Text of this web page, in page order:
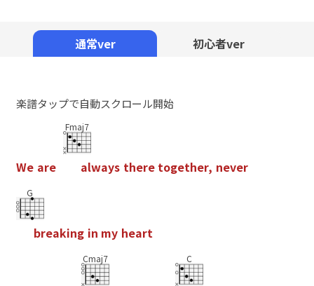
通常ver 初心者ver
楽譜タップで自動スクロール開始
We are
Fmaj7
always there together, never
G
breaking in my heart
Cmaj7 C